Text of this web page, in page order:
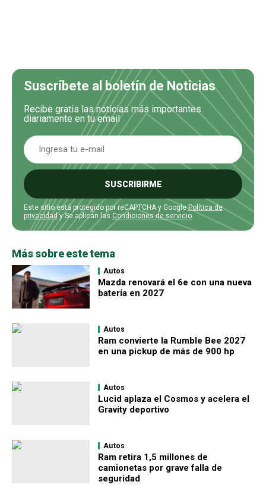
Suscríbete al boletín de Noticias
Recibe gratis las noticias más importantes
diariamente en tu email
SUSCRIBIRME
Este sitio está protegido por reCAPTCHA y GooglePolítica de
privacidady Se aplican las Condiciones de servicio.
Más sobre este tema
Autos
Mazda renovará el 6e con una nueva
batería en 2027
Autos
Ram convierte la Rumble Bee 2027
en una pickup de más de 900 hp
Autos
Lucid aplaza el Cosmos y acelera el
Gravity deportivo
Autos
Ram retira 1,5 millones de
camionetas por grave falla de
seguridad